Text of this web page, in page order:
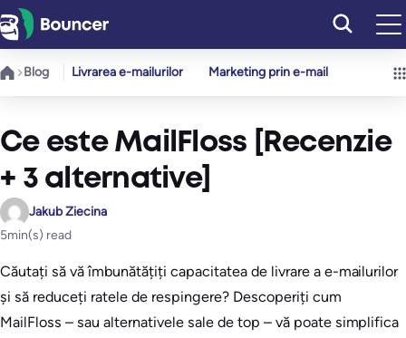
Sari
la
conținut
Blog Livrarea e-mailurilor Marketing prin e-mail
Ce este MailFloss [Recenzie
+ 3 alternative]
Jakub Ziecina
5min(s) read
Căutați să vă îmbunătățiți capacitatea de livrare a e-mailurilor
și să reduceți ratele de respingere? Descoperiți cum
MailFloss – sau alternativele sale de top – vă poate simplifica